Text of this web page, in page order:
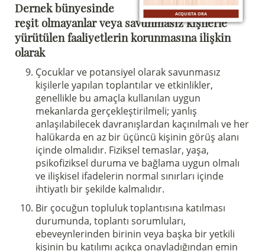
Dernek bünyesinde
reşit olmayanlar veya savunmasız kişilerle
yürütülen faaliyetlerin korunmasına ilişkin
olarak
Çocuklar ve potansiyel olarak savunmasız
kişilerle yapılan toplantılar ve etkinlikler,
genellikle bu amaçla kullanılan uygun
mekanlarda gerçekleştirilmeli; yanlış
anlaşılabilecek davranışlardan kaçınılmalı ve her
halükarda en az bir üçüncü kişinin görüş alanı
içinde olmalıdır. Fiziksel temaslar, yaşa,
psikofiziksel duruma ve bağlama uygun olmalı
ve ilişkisel ifadelerin normal sınırları içinde
ihtiyatlı bir şekilde kalmalıdır.
Bir çocuğun topluluk toplantısına katılması
durumunda, toplantı sorumluları,
ebeveynlerinden birinin veya başka bir yetkili
kişinin bu katılımı açıkça onayladığından emin
ACQUISTA ORA